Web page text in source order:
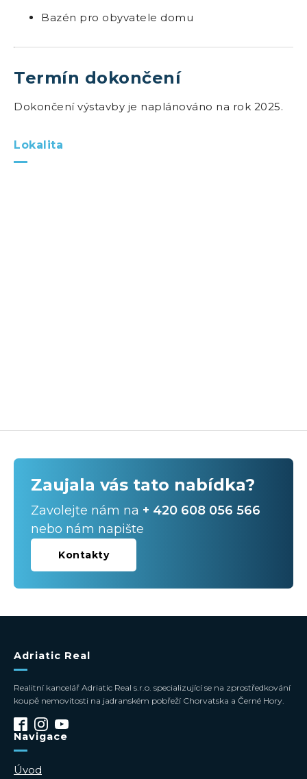
Bazén pro obyvatele domu
Termín dokončení
Dokončení výstavby je naplánováno na rok 2025.
Lokalita
Zaujala vás tato nabídka?
Zavolejte nám na + 420 608 056 566
nebo nám napište
Kontakty
Adriatic Real
Realitní kancelář Adriatic Real s.r.o. specializující se na zprostředkování
koupě nemovitosti na jadranském pobřeží Chorvatska a Černé Hory.
Navigace
Úvod